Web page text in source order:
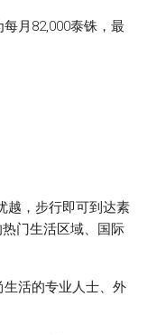
月82,000泰铢，最
越，步行即可到达素
门生活区域、国际
活的专业人士、外